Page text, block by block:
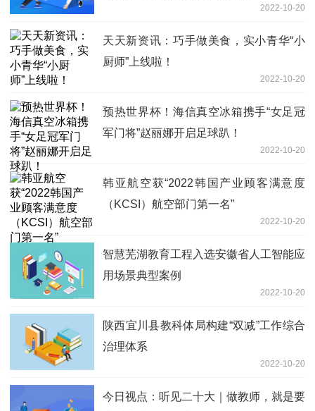
2022-10-20
天天新资讯：巧手做美食，实小青华“小
厨师”上线啦！
2022-10-20
预热世界杯！海信真空冰箱携手“女足冠
军门将”赵丽娜开启足球趴！
2022-10-20
韩亚航空获“2022韩国产业顾客满意度
（KCSI）航空部门第一名”
2022-10-20
智慧芜湖教育工程入选安徽省人工智能应
用场景典型案例
2022-10-20
陕西宜川县教科体局构建“双减”工作综合
治理体系
2022-10-20
今日视点：听见二十大｜做教师，就是要